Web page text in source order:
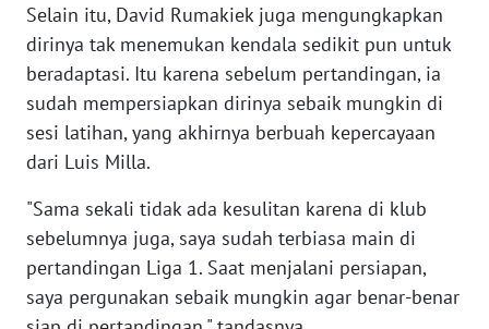
Selain itu, David Rumakiek juga mengungkapkan
dirinya tak menemukan kendala sedikit pun untuk
beradaptasi. Itu karena sebelum pertandingan, ia
sudah mempersiapkan dirinya sebaik mungkin di
sesi latihan, yang akhirnya berbuah kepercayaan
dari Luis Milla.
"Sama sekali tidak ada kesulitan karena di klub
sebelumnya juga, saya sudah terbiasa main di
pertandingan Liga 1. Saat menjalani persiapan,
saya pergunakan sebaik mungkin agar benar-benar
WN
KEPRI
WN
PAPUA
PAPUA
BARAT
RIAU